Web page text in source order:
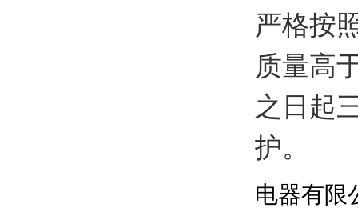
严格按
质量高
之日起
护。
电器有限